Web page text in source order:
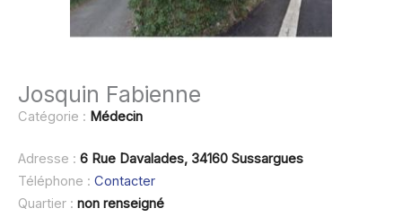
Josquin Fabienne
Catégorie : Médecin
Adresse : 6 Rue Davalades, 34160 Sussargues
Téléphone : Contacter
Quartier : non renseigné